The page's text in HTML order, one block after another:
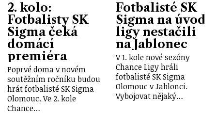
2. kolo:
Fotbalisty SK
Sigma čeká
domácí
premiéra
Poprvé doma v novém
soutěžním ročníku budou
hrát fotbalisté SK Sigma
Olomouc. Ve 2. kole
Chance…
Fotbalisté SK
Sigma na úvod
ligy nestačili
na Jablonec
V 1. kole nové sezóny
Chance Ligy hráli
fotbalisté SK Sigma
Olomouc v Jablonci.
Vybojovat nějaký…